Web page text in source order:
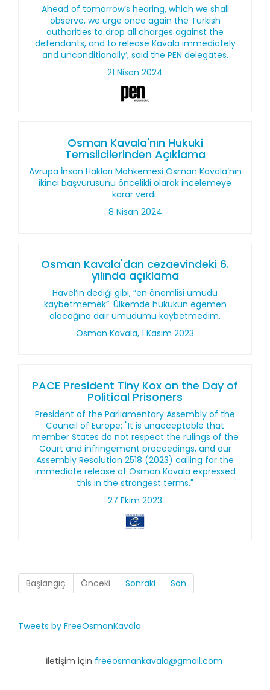
Ahead of tomorrow’s hearing, which we shall
observe, we urge once again the Turkish
authorities to drop all charges against the
defendants, and to release Kavala immediately
and unconditionally’, said the PEN delegates.
21 Nisan 2024
Osman Kavala'nın Hukuki
Temsilcilerinden Açıklama
Avrupa İnsan Hakları Mahkemesi Osman Kavala’nın
ikinci başvurusunu öncelikli olarak incelemeye
karar verdi.
8 Nisan 2024
Osman Kavala'dan cezaevindeki 6.
yılında açıklama
Havel’in dediği gibi, “en önemlisi umudu
kaybetmemek”. Ülkemde hukukun egemen
olacağına dair umudumu kaybetmedim.
Osman Kavala, 1 Kasım 2023
PACE President Tiny Kox on the Day of
Political Prisoners
President of the Parliamentary Assembly of the
Council of Europe: "It is unacceptable that
member States do not respect the rulings of the
Court and infringement proceedings, and our
Assembly Resolution 2518 (2023) calling for the
immediate release of Osman Kavala expressed
this in the strongest terms."
27 Ekim 2023
Başlangıç Önceki Sonraki Son
Tweets by FreeOsmanKavala
İletişim için freeosmankavala@gmail.com